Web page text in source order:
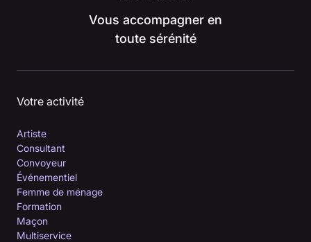
Vous accompagner en
toute sérénité
Votre activité
Artiste
Consultant
Convoyeur
Événementiel
Femme de ménage
Formation
Maçon
Multiservice